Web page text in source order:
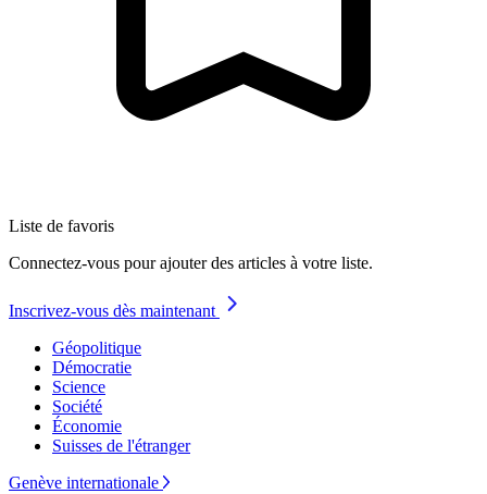
Liste de favoris
Connectez-vous pour ajouter des articles à votre liste.
Inscrivez-vous dès maintenant
Géopolitique
Démocratie
Science
Société
Économie
Suisses de l'étranger
Genève internationale